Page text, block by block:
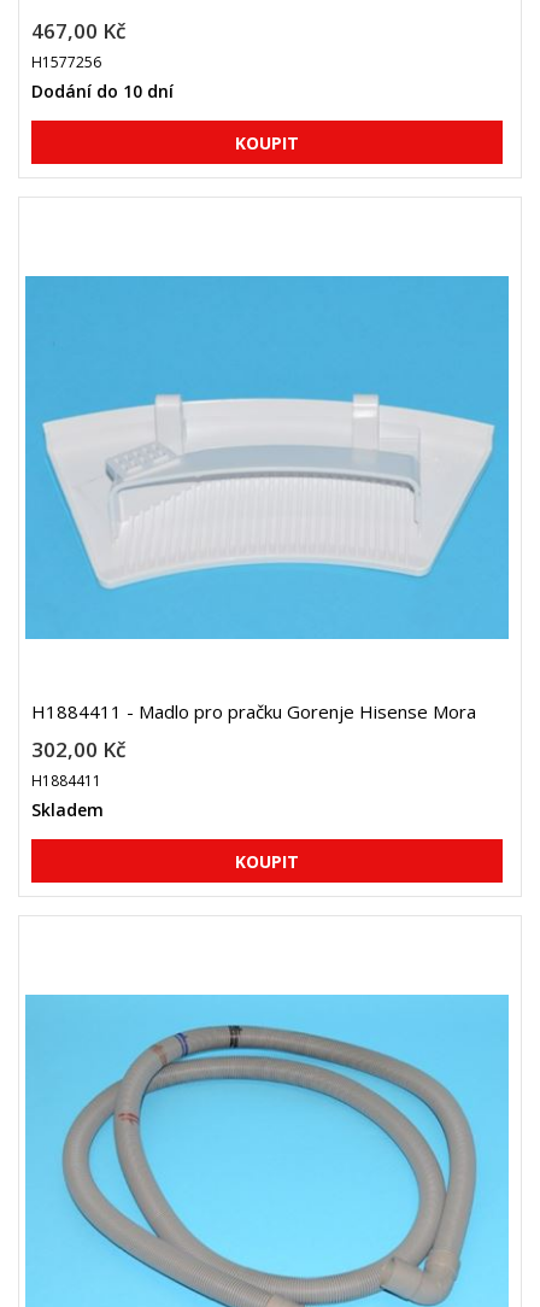
467,00 Kč
H1577256
Dodání do 10 dní
H1884411 - Madlo pro pračku Gorenje Hisense Mora
302,00 Kč
H1884411
Skladem